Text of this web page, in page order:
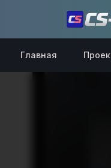
Главная